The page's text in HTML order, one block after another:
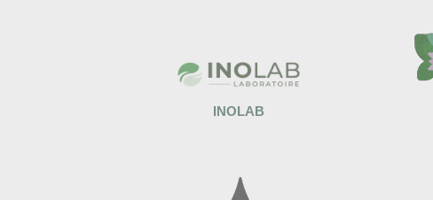
INOLAB